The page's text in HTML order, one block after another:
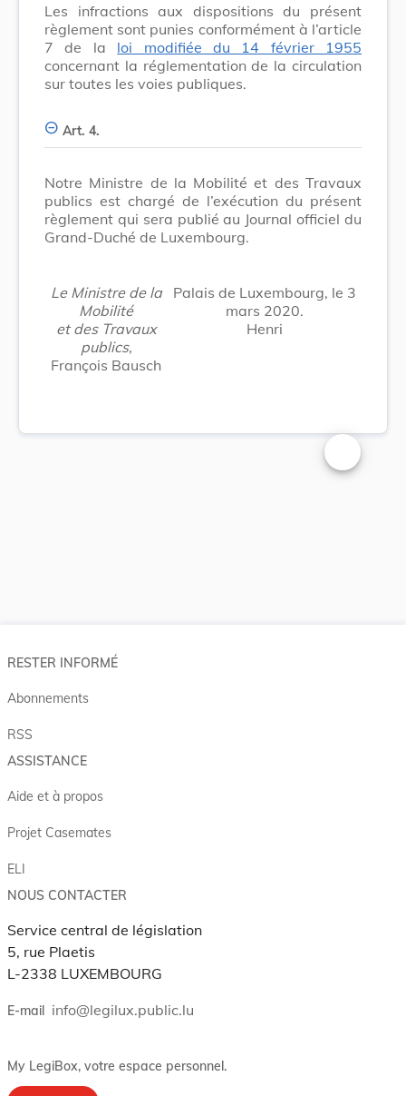
Les infractions aux dispositions du présent
règlement sont punies conformément à l’article
7 de la loi modifiée du 14 février 1955
concernant la réglementation de la circulation
sur toutes les voies publiques.
Art. 4.
Notre Ministre de la Mobilité et des Travaux
publics est chargé de l’exécution du présent
règlement qui sera publié au Journal officiel du
Grand-Duché de Luxembourg.
Le Ministre de la
Mobilité
et des Travaux
publics,
François Bausch
Palais de Luxembourg, le 3
mars 2020.
Henri
Changer la
RESTER INFORMÉ
Abonnements
RSS
ASSISTANCE
Aide et à propos
Projet Casemates
ELI
NOUS CONTACTER
Service central de législation
5, rue Plaetis
L-2338 LUXEMBOURG
E-mail info@legilux.public.lu
My LegiBox, votre espace personnel.